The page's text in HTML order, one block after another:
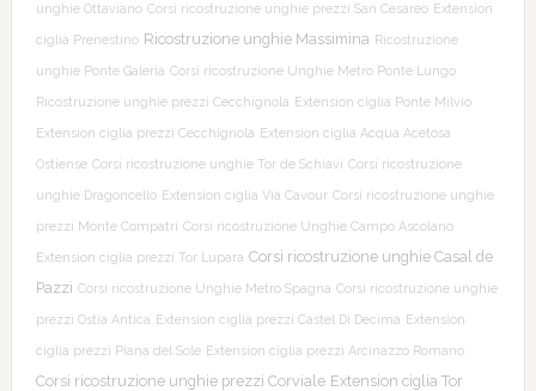
unghie Ottaviano Corsi ricostruzione unghie prezzi San Cesareo Extension
ciglia Prenestino Ricostruzione unghie Massimina Ricostruzione
unghie Ponte Galeria Corsi ricostruzione Unghie Metro Ponte Lungo
Ricostruzione unghie prezzi Cecchignola Extension ciglia Ponte Milvio
Extension ciglia prezzi Cecchignola Extension ciglia Acqua Acetosa
Ostiense Corsi ricostruzione unghie Tor de Schiavi Corsi ricostruzione
unghie Dragoncello Extension ciglia Via Cavour Corsi ricostruzione unghie
prezzi Monte Compatri Corsi ricostruzione Unghie Campo Ascolano
Extension ciglia prezzi Tor Lupara Corsi ricostruzione unghie Casal de
Pazzi Corsi ricostruzione Unghie Metro Spagna Corsi ricostruzione unghie
prezzi Ostia Antica Extension ciglia prezzi Castel Di Decima Extension
ciglia prezzi Piana del Sole Extension ciglia prezzi Arcinazzo Romano
Corsi ricostruzione unghie prezzi Corviale Extension ciglia Tor